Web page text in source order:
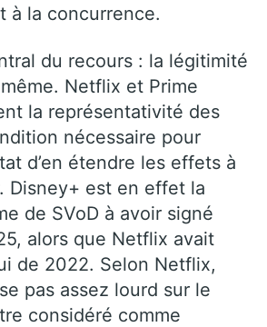
à la concurrence.
du recours : la légitimité
Netflix et Prime
la représentativité des
nécessaire pour
d’en étendre les effets à
Disney+ est en effet la
de SVoD à avoir signé
alors que Netflix avait
de 2022. Selon Netflix,
pas assez lourd sur le
considéré comme